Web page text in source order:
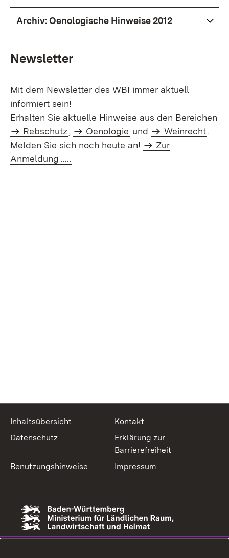
Archiv: Oenologische Hinweise 2012
Newsletter
Mit dem Newsletter des WBI immer aktuell
informiert sein!
Erhalten Sie aktuelle Hinweise aus den Bereichen
Rebschutz, Oenologie und Weinrecht.
Melden Sie sich noch heute an!
Zur
Anmeldung .....
Inhaltsübersicht
Kontakt
Datenschutz
Erklärung zur
Barrierefreiheit
Benutzungshinweise
Impressum